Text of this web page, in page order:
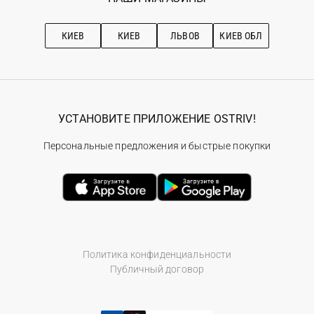
Рекомендации по уходу
КИЕВ КИЕВ ЛЬВОВ КИЕВ ОБЛ
Политика конфиденциальности
Публичный договор
УСТАНОВИТЕ ПРИЛОЖЕНИЕ OSTRIV!
Персональные предложения и быстрые покупки